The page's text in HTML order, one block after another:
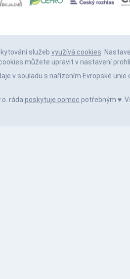
služeb využívá cookies.
můžete upravit v nastavení
v souladu s nařízením Evropské unie
ráda poskytuje pomoc potřebným ♥️.